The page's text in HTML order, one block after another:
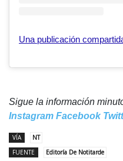
Sigue la información
Instagram Facebook
VÍA
NT
FUENTE
Editoría De Notitarde